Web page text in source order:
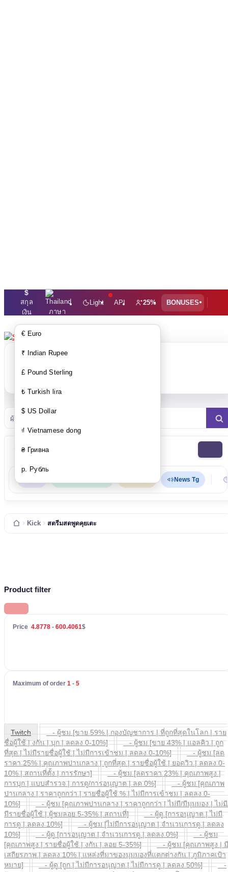
$
สกุล
เงิน
€ Euro
₹ Indian Rupee
£ Pound Sterling
₺ Turkish lira
$ US Dollar
₫ Vietnamese dong
₴ Гривна
р. Рубль
ภาษา
Light API 25% BONUSES
ผู้
ประเภท
News Tg
Kick สตรีมสดพูดคุยเตะ
Product filter
Price 4.8778 - 600.4061$
Maximum of order 1 - 5
Twitch
- ผู้ชม [ขาย 59% | กองบัญชาการ | ที่ถูกที่สุดในโลก | ราย
ชื่อผู้ใช้ | งกัน | บุก | ลดลง 0-10%]
- ผู้ชม [ขาย 43% | แอลคิว | ถูก
ที่สุด | ไม่มีรายชื่อผู้ใช้ | ไม่มีการเข้าชม | ลดลง 0-10%]
- ผู้ชม [ลด
ราคา 25% | คุณภาพปานกลาง | ถูกที่สุด | รายชื่อผู้ใช้ | ยอดวิว | ลดลง 0-
10% | สถานที่ตั้ง | การรักษา]
- ผู้ชม [ลดราคา 23% | คุณภาพสูง |
การบุก | แบบสำรวจ | การดู/การอนุญาต | ลด 0%]
- ผู้ชม [คุณภาพ
ปานกลาง | ราคาถูกกว่า | รายชื่อผู้ใช้ % | ไม่มีการเข้าชม | ลดลง 0-
10%]
- ผู้ชม [คุณภาพปานกลาง | ราคาถูกกว่า | ไม่มี/มีมุมมอง | ไม่
มีรายชื่อผู้ใช้ | ผู้ชมลอย 5-35% | สถานที่]
- ผู้ดู [การอนุญาต | ไม่มี
การดู | ลดลง 10%]
- ผู้ชม [ไม่มีการอนุญาต | จำนวนการดู | ลดลง
10%]
- ผู้ดู [การอนุญาต | จำนวนการดู | ลดลง 0%]
- ผู้ชม
[คุณภาพสูง | รายชื่อผู้ใช้ | งกัน | ลอย 5-35%]
- ผู้ชม [คุณภาพสูง | มี
เสถียรภาพ | ลดลง 10% | แหล่งที่มาของมุมมองที่แตกต่างกัน | ภูมิภาคเป้า
หมาย]
- ผู้ดู [ถูก | ไม่มีการอนุญาต | ไม่มีการดู | ลดลง 50%]
-